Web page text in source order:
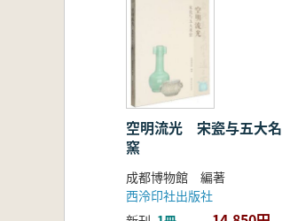
空明流光 宋瓷与五大名
窯
成都博物館 編著
西泠印社出版社